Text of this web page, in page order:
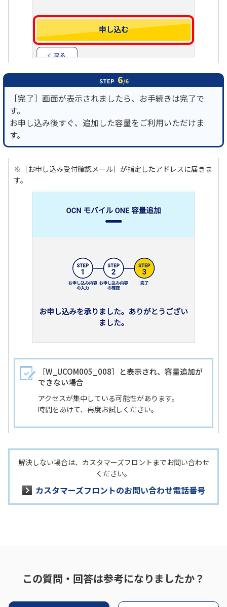
STEP 6/6
［完了］画面が表示されましたら、お手続きは完了で
す。
お申し込み後すぐ、追加した容量をご利用いただけま
す。
※［お申し込み受付確認メール］が指定したアドレスに届きま
す。
［W_UCOM005_008］と表示され、容量追加が
できない場合
アクセスが集中している可能性があります。
時間をあけて、再度お試しください。
解決しない場合は、カスタマーズフロントまでお問い合わせ
ください。
カスタマーズフロントのお問い合わせ電話番号
この質問・回答は参考になりましたか？